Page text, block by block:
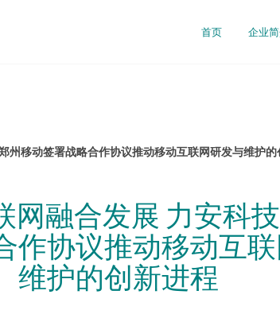
首页 企业
州移动签署战略合作协议推动移动互联网研发与维护的
网融合发展 力安科
作协议推动移动互
维护的创新进程